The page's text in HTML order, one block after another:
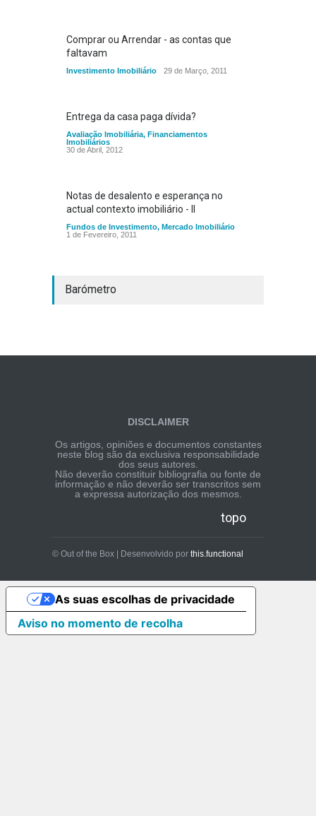
Comprar ou Arrendar - as contas que
faltavam
Investimento Imobiliário 29 de Março, 2011
Entrega da casa paga dívida?
Avaliação Imobiliária, Financiamentos
Imobiliários
30 de Abril, 2012
Notas de desalento e esperança no
actual contexto imobiliário - II
Fundos de Investimento, Mercado Imobiliário
1 de Fevereiro, 2011
Barómetro
DISCLAIMER
Os artigos, opiniões e documentos constantes
neste blog são da exclusiva responsabilidade
dos seus autores.
Não deverão constituir bibliografia ou fonte de
informação e não deverão ser transcritos sem
a expressa autorização dos mesmos.
topo
© Out of the Box | Desenvolvido por this.functional
Aviso no momento de recolha
As suas escolhas de privacidade